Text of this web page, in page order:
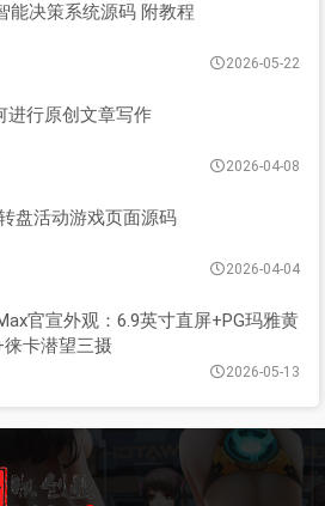
能决策系统源码 附教程
2026-05-22
进行原创文章写作
2026-04-08
盘活动游戏页面源码
2026-04-04
官宣外观：6.9英寸直屏+PG玛雅黄
卡潜望三摄
2026-05-13